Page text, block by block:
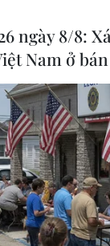
E5 RON92
bình ổn
#thuế
Tp. Hồ Chí Minh
ngày 8/8:
Nam ở